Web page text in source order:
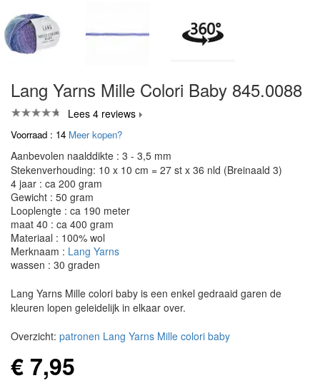
Lang Yarns Mille Colori Baby 845.0088
Lees 4 reviews
Voorraad : 14 Meer kopen?
Aanbevolen naalddikte : 3 - 3,5 mm
Stekenverhouding: 10 x 10 cm = 27 st x 36 nld (Breinaald 3)
4 jaar : ca 200 gram
Gewicht : 50 gram
Looplengte : ca 190 meter
maat 40 : ca 400 gram
Materiaal : 100% wol
Merknaam : Lang Yarns
wassen : 30 graden
Lang Yarns Mille colori baby is een enkel gedraaid garen de
kleuren lopen geleidelijk in elkaar over.
Overzicht: patronen Lang Yarns Mille colori baby
€ 7,95